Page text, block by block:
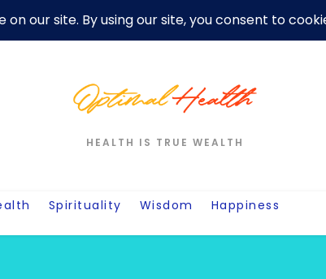
Privacy Policy For Motivation Quotes Quotes Post
HEALTH IS TRUE WEALTH
Spirituality Wisdom Happiness